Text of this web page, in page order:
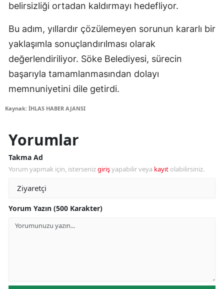
belirsizliği ortadan kaldırmayı hedefliyor.
Bu adım, yıllardır çözülemeyen sorunun kararlı bir
yaklaşımla sonuçlandırılması olarak
değerlendiriliyor. Söke Belediyesi, sürecin
başarıyla tamamlanmasından dolayı
memnuniyetini dile getirdi.
Kaynak: İHLAS HABER AJANSI
Yorumlar
Takma Ad
Yorum yapmak için, istersenizgirişyapabilir veya kayıt olabilirsiniz.
Yorum Yazın (500 Karakter)